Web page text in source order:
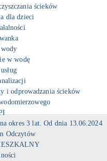
ścieków
dla dzieci
wody
w wodę
i odprowadzania ścieków
okres 3 lat. Od dnia 13.06.2024
Odczytów